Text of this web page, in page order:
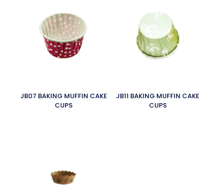
JB07 BAKING MUFFIN CAKE
CUPS
JB11 BAKING MUFFIN CAKE
CUPS